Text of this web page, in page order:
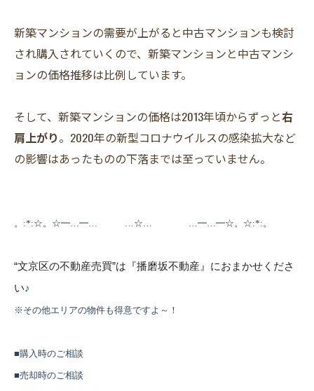
新築マンションの需要が上がると中古マンションも検討
され購入されていくので、新築マンションと中古マンシ
ョンの価格推移は比例しています。
そして、新築マンションの価格は2013年頃からずっと右
肩上がり。2020年の新型コロナウイルスの感染拡大など
の影響はあったものの下落までは至っていません。
。:*:☆。☆━…━… …☆… …━…━☆。☆:*:。
“文京区の不動産売買”は『播磨坂不動産』におまかせくださ
い♪
※その他エリアの物件も得意ですよ～！
■購入時のご相談
■売却時のご相談